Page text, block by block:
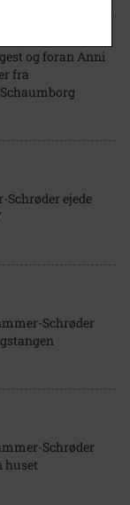
og foran Anni
fra
Schrøder ejede
Schrøder
Schrøder
huset